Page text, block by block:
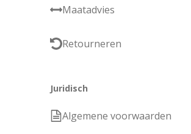
Maatadvies
Retourneren
Juridisch
Algemene voorwaarden